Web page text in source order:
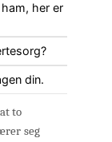
her er
din.
to
seg